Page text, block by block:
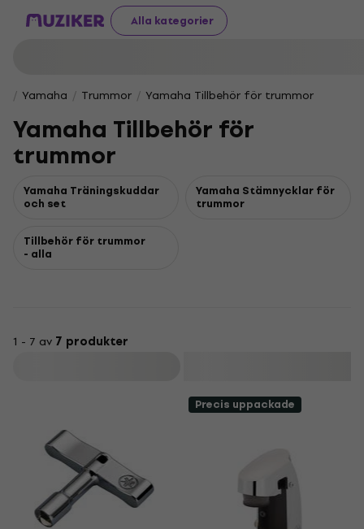
Alla kategorier
Yamaha Trummor Yamaha Tillbehör för trummor
Yamaha Tillbehör för
trummor
Yamaha Träningskuddar
och set
Yamaha Stämnycklar för
trummor
Tillbehör för trummor
- alla
1 - 7 av 7 produkter
Precis uppackade